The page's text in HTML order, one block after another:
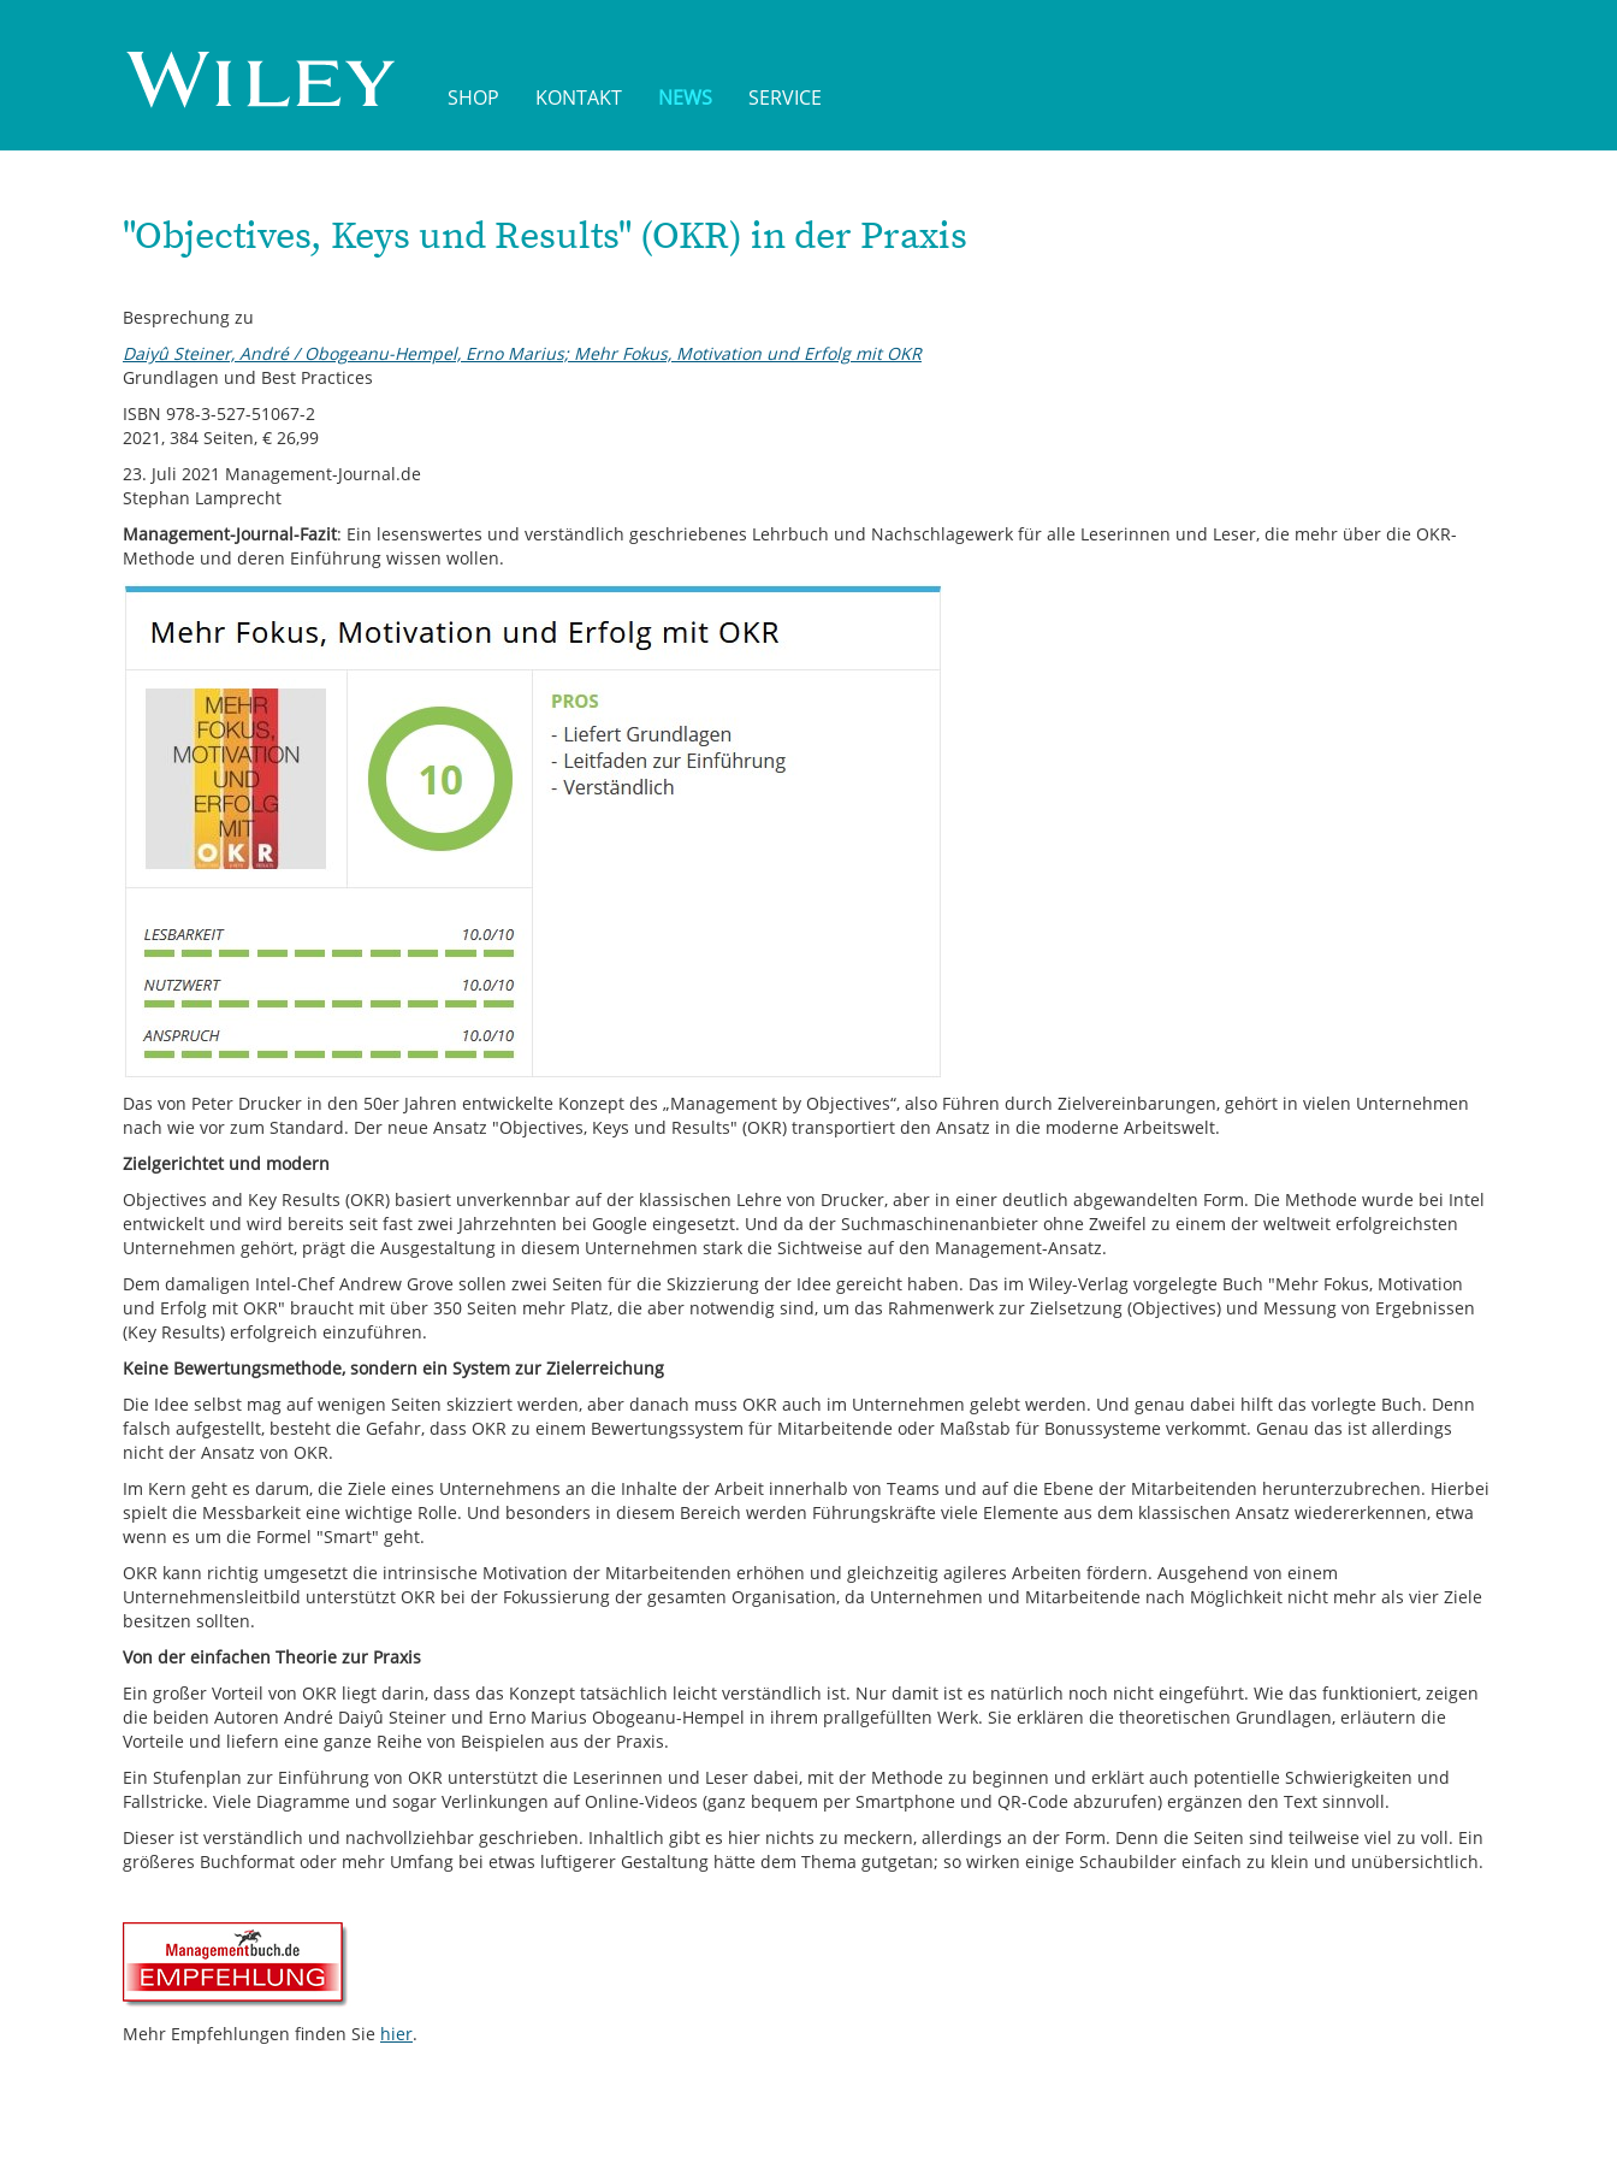
SHOP KONTAKT NEWS SERVICE
"Objectives, Keys und Results" (OKR) in der Praxis
Besprechung zu
Daiyû Steiner, André / Obogeanu-Hempel, Erno Marius; Mehr Fokus, Motivation und Erfolg mit OKR
Grundlagen und Best Practices
ISBN 978-3-527-51067-2
2021, 384 Seiten, € 26,99
23. Juli 2021 Management-Journal.de
Stephan Lamprecht
Management-Journal-Fazit: Ein lesenswertes und verständlich geschriebenes Lehrbuch und Nachschlagewerk für alle Leserinnen und Leser, die mehr über die OKR-
Methode und deren Einführung wissen wollen.
Das von Peter Drucker in den 50er Jahren entwickelte Konzept des „Management by Objectives“, also Führen durch Zielvereinbarungen, gehört in vielen Unternehmen
nach wie vor zum Standard. Der neue Ansatz "Objectives, Keys und Results" (OKR) transportiert den Ansatz in die moderne Arbeitswelt.
Zielgerichtet und modern
Objectives and Key Results (OKR) basiert unverkennbar auf der klassischen Lehre von Drucker, aber in einer deutlich abgewandelten Form. Die Methode wurde bei Intel
entwickelt und wird bereits seit fast zwei Jahrzehnten bei Google eingesetzt. Und da der Suchmaschinenanbieter ohne Zweifel zu einem der weltweit erfolgreichsten
Unternehmen gehört, prägt die Ausgestaltung in diesem Unternehmen stark die Sichtweise auf den Management-Ansatz.
Dem damaligen Intel-Chef Andrew Grove sollen zwei Seiten für die Skizzierung der Idee gereicht haben. Das im Wiley-Verlag vorgelegte Buch "Mehr Fokus, Motivation
und Erfolg mit OKR" braucht mit über 350 Seiten mehr Platz, die aber notwendig sind, um das Rahmenwerk zur Zielsetzung (Objectives) und Messung von Ergebnissen
(Key Results) erfolgreich einzuführen.
Keine Bewertungsmethode, sondern ein System zur Zielerreichung
Die Idee selbst mag auf wenigen Seiten skizziert werden, aber danach muss OKR auch im Unternehmen gelebt werden. Und genau dabei hilft das vorlegte Buch. Denn
falsch aufgestellt, besteht die Gefahr, dass OKR zu einem Bewertungssystem für Mitarbeitende oder Maßstab für Bonussysteme verkommt. Genau das ist allerdings
nicht der Ansatz von OKR.
Im Kern geht es darum, die Ziele eines Unternehmens an die Inhalte der Arbeit innerhalb von Teams und auf die Ebene der Mitarbeitenden herunterzubrechen. Hierbei
spielt die Messbarkeit eine wichtige Rolle. Und besonders in diesem Bereich werden Führungskräfte viele Elemente aus dem klassischen Ansatz wiedererkennen, etwa
wenn es um die Formel "Smart" geht.
OKR kann richtig umgesetzt die intrinsische Motivation der Mitarbeitenden erhöhen und gleichzeitig agileres Arbeiten fördern. Ausgehend von einem
Unternehmensleitbild unterstützt OKR bei der Fokussierung der gesamten Organisation, da Unternehmen und Mitarbeitende nach Möglichkeit nicht mehr als vier Ziele
besitzen sollten.
Von der einfachen Theorie zur Praxis
Ein großer Vorteil von OKR liegt darin, dass das Konzept tatsächlich leicht verständlich ist. Nur damit ist es natürlich noch nicht eingeführt. Wie das funktioniert, zeigen
die beiden Autoren André Daiyû Steiner und Erno Marius Obogeanu-Hempel in ihrem prallgefüllten Werk. Sie erklären die theoretischen Grundlagen, erläutern die
Vorteile und liefern eine ganze Reihe von Beispielen aus der Praxis.
Ein Stufenplan zur Einführung von OKR unterstützt die Leserinnen und Leser dabei, mit der Methode zu beginnen und erklärt auch potentielle Schwierigkeiten und
Fallstricke. Viele Diagramme und sogar Verlinkungen auf Online-Videos (ganz bequem per Smartphone und QR-Code abzurufen) ergänzen den Text sinnvoll.
Dieser ist verständlich und nachvollziehbar geschrieben. Inhaltlich gibt es hier nichts zu meckern, allerdings an der Form. Denn die Seiten sind teilweise viel zu voll. Ein
größeres Buchformat oder mehr Umfang bei etwas luftigerer Gestaltung hätte dem Thema gutgetan; so wirken einige Schaubilder einfach zu klein und unübersichtlich.
Mehr Empfehlungen finden Sie hier.